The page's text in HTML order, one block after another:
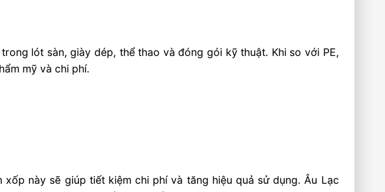
lót sàn, giày dép, thể thao và đóng gói kỹ thuật. Khi so với PE,
mỹ và chi phí.
này sẽ giúp tiết kiệm chi phí và tăng hiệu quả sử dụng. Âu Lạc